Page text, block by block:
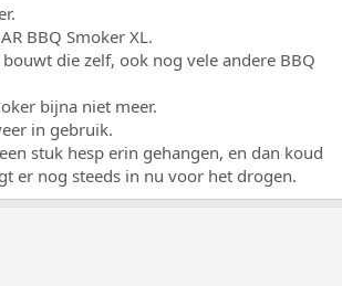
BBQ Smoker XL.
die zelf, ook nog vele andere BBQ
bijna niet meer.
in gebruik.
stuk hesp erin gehangen, en dan koud
er nog steeds in nu voor het drogen.